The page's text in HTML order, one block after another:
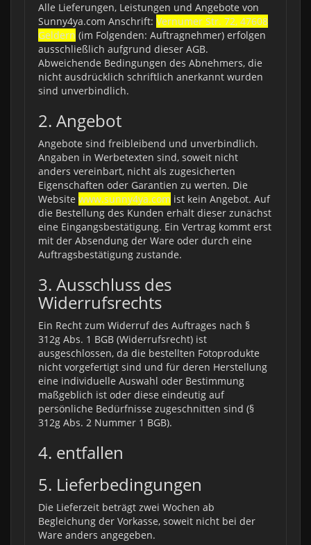
Alle Lieferungen, Leistungen und Angebote von
Sunny4ya.com Anschrift: Vernumer Str. 72, 47608
Geldern (im Folgenden: Auftragnehmer) erfolgen
ausschließlich aufgrund dieser AGB.
Abweichende Bedingungen des Abnehmers, die
nicht ausdrücklich schriftlich anerkannt wurden
sind unverbindlich.
2. Angebot
Angebote sind freibleibend und unverbindlich.
Angaben in Werbetexten sind, soweit nicht
anders vereinbart, nicht als zugesicherten
Eigenschaften oder Garantien zu werten. Die
Website www.sunny4ya.com ist kein Angebot. Auf
die Bestellung des Kunden erhält dieser zunächst
eine Eingangsbestätigung. Ein Vertrag kommt erst
mit der Absendung der Ware oder durch eine
Auftragsbestätigung zustande.
3. Ausschluss des
Widerrufsrechts
Ein Recht zum Widerruf des Auftrages nach §
312g Abs. 1 BGB (Widerrufsrecht) ist
ausgeschlossen, da die bestellten Fotoprodukte
nicht vorgefertigt sind und für deren Herstellung
eine individuelle Auswahl oder Bestimmung
maßgeblich ist oder diese eindeutig auf
persönliche Bedürfnisse zugeschnitten sind (§
312g Abs. 2 Nummer 1 BGB).
4. entfallen
5. Lieferbedingungen
Die Lieferzeit beträgt zwei Wochen ab
Begleichung der Vorkasse, soweit nicht bei der
Ware anders angegeben.